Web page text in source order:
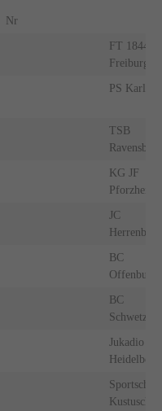
Nr
FT 1844
Freiburg
PS
TSB
Ravensburg
KG JF
Pforzheim
JC
Herrenberg
BC
Offenburg
BC
Jukadio
Heidelberg
Sportschule
Kustusch